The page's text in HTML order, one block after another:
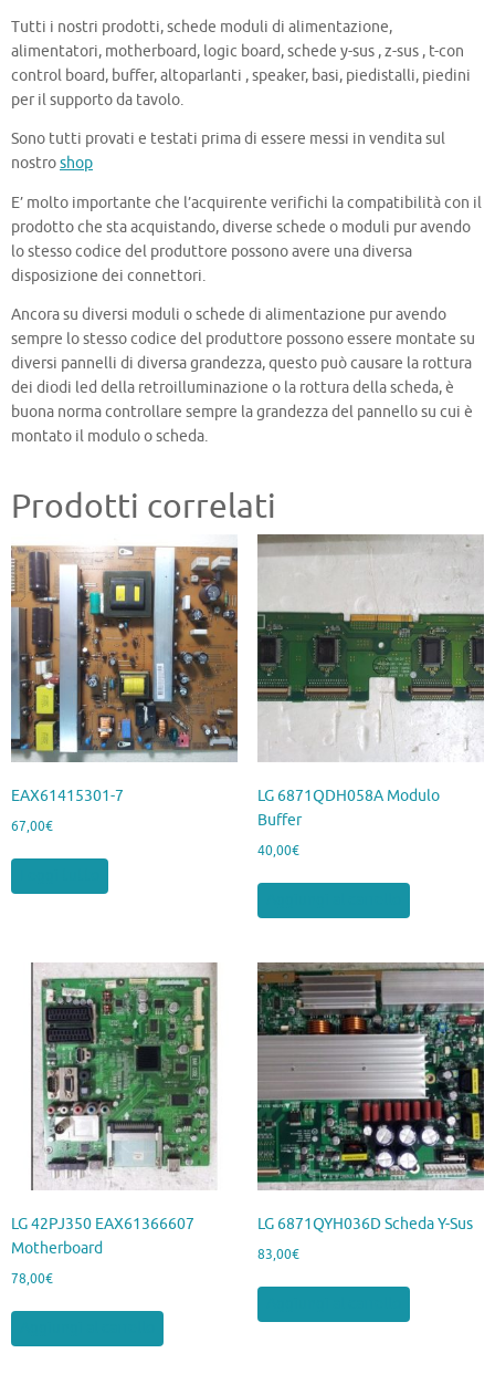
Tutti i nostri prodotti, schede moduli di alimentazione,
alimentatori, motherboard, logic board, schede y-sus , z-sus , t-con
control board, buffer, altoparlanti , speaker, basi, piedistalli, piedini
per il supporto da tavolo.
Sono tutti provati e testati prima di essere messi in vendita sul
nostroshop
E’ molto importante che l’acquirente verifichi la compatibilità con il
prodotto che sta acquistando, diverse schede o moduli pur avendo
lo stesso codice del produttore possono avere una diversa
disposizione dei connettori.
Ancora su diversi moduli o schede di alimentazione pur avendo
sempre lo stesso codice del produttore possono essere montate su
diversi pannelli di diversa grandezza, questo può causare la rottura
dei diodi led della retroilluminazione o la rottura della scheda, è
buona norma controllare sempre la grandezza del pannello su cui è
montato il modulo o scheda.
Prodotti correlati
EAX61415301-7
67,00€
LG 6871QDH058A Modulo
Buffer
40,00€
LG 42PJ350 EAX61366607
Motherboard
78,00€
LG 6871QYH036D Scheda Y-Sus
83,00€